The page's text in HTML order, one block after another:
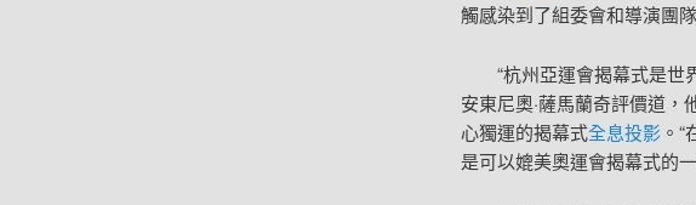
觸感染到了組委會和導演團
“杭州亞運會揭幕式是世
安東尼奧·薩馬蘭奇評價道
心獨運的揭幕式全息投影 。
是可以媲美奧運會揭幕式的